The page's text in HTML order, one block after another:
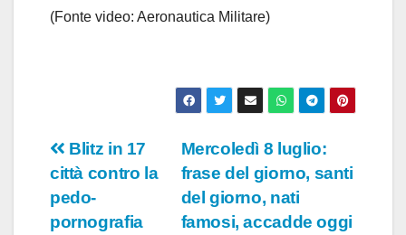
(Fonte video: Aeronautica Militare)
Navigazione
articoli
Mercoledì 8 luglio:
frase del giorno, santi
del giorno, nati
famosi, accadde oggi
Blitz in 17
città contro la
pedo-
pornografia